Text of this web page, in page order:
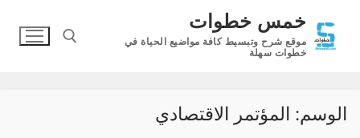
المحتوى
خمس خطوات
موقع شرح وتبسيط كافة مواضيع الحياة في
خطوات سهلة
الوسم: المؤتمر الاقتصادي